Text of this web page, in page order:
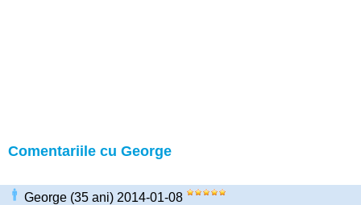
Comentariile cu George
George (35 ani) 2014-01-08